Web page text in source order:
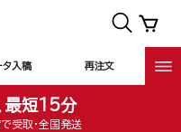
タ入稿 再注文
最短15分
受取・全国発送